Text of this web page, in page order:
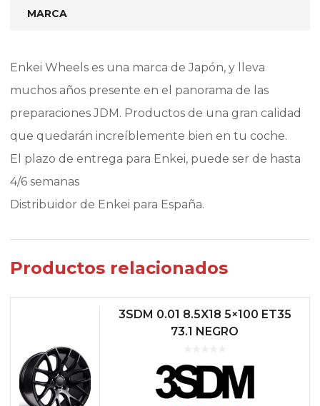
MARCA
Enkei Wheels es una marca de Japón, y lleva
muchos años presente en el panorama de las
preparaciones JDM. Productos de una gran calidad
que quedarán increíblemente bien en tu coche.
El plazo de entrega para Enkei, puede ser de hasta
4/6 semanas
Distribuidor de Enkei para España.
Productos relacionados
3SDM 0.01 8.5X18 5×100 ET35
73.1 NEGRO